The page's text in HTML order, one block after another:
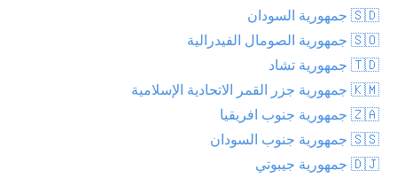
🇸🇩 جمهورية السودان
🇸🇴 جمهورية الصومال الفيدرالية
🇹🇩 جمهورية تشاد
🇰🇲 جمهورية جزر القمر الاتحادية الإسلامية
🇿🇦 جمهورية جنوب افريقيا
🇸🇸 جمهورية جنوب السودان
🇩🇯 جمهورية جيبوتي